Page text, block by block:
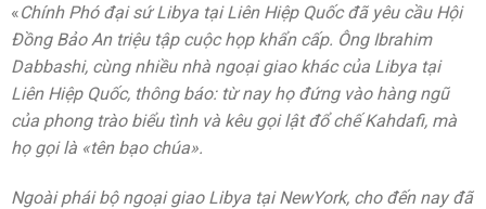
«Chính Phó đại sứ Libya tại Liên Hiệp Quốc đã yêu cầu Hội
Đồng Bảo An triệu tập cuộc họp khẩn cấp. Ông Ibrahim
Dabbashi, cùng nhiều nhà ngoại giao khác của Libya tại
Liên Hiệp Quốc, thông báo: từ nay họ đứng vào hàng ngũ
của phong trào biểu tình và kêu gọi lật đổ chế Kahdafi, mà
họ gọi là «tên bạo chúa».
Ngoài phái bộ ngoại giao Libya tại NewYork, cho đến nay đã